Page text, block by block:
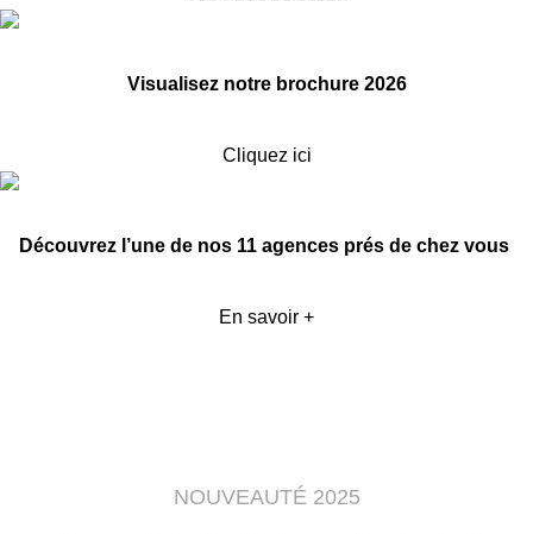
Visualisez notre brochure 2026
Cliquez ici
Découvrez l’une de nos 11 agences prés de chez vous
En savoir +
NOUVEAUTÉ 2025